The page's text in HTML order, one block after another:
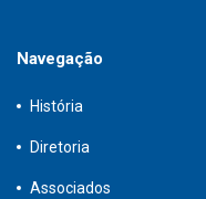
Navegação
História
Diretoria
Associados